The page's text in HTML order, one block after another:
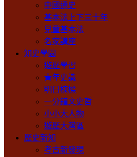
中國通史
基本法上下三十年
兒童基本法
名家講座
知史學園
遊歷學習
青年史識
明日棟樑
一分鐘文史哲
小小大人物
遊歷大灣區
歷史新知
考古新發現